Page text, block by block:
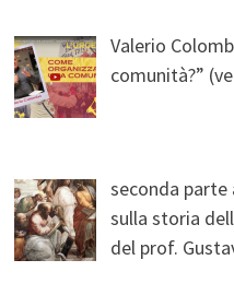
Valerio
comunità?”
seconda parte
sulla storia
del prof.